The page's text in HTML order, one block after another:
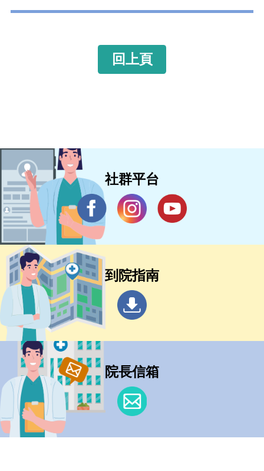
回上頁
社群平台
到院指南
院長信箱